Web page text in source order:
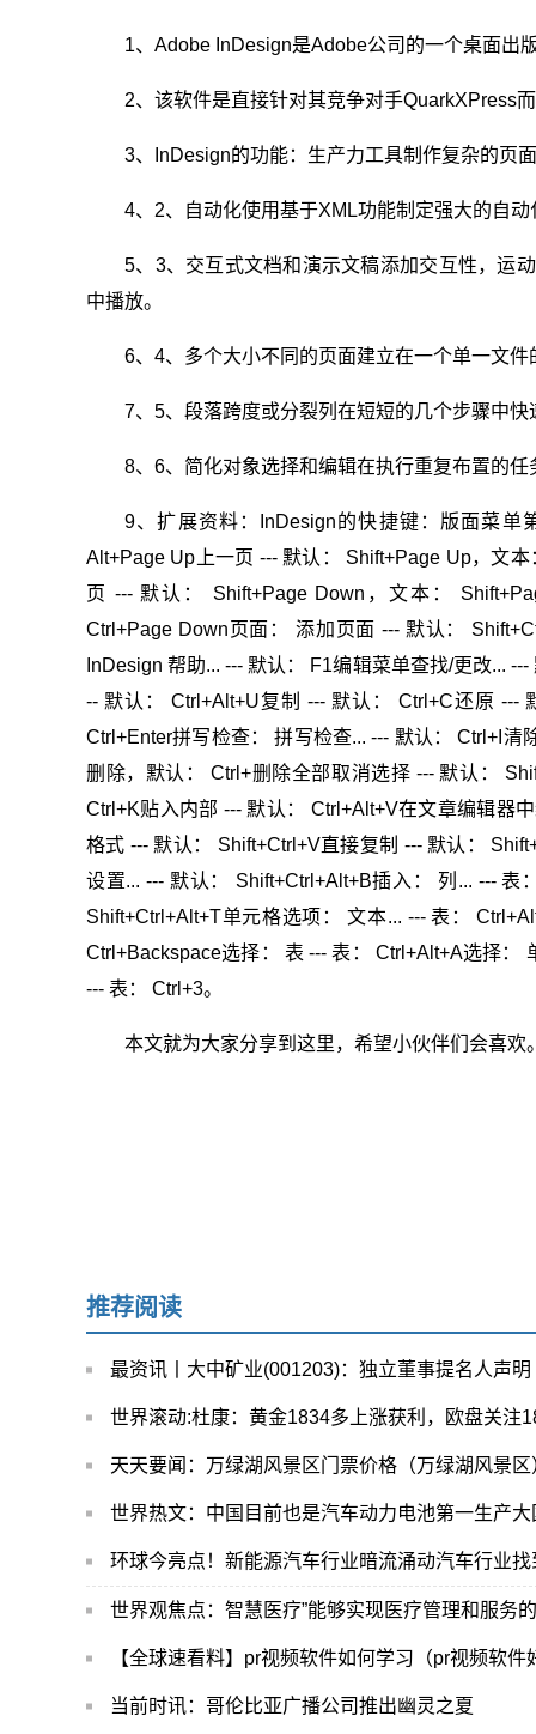
1、Adobe InDesign是Adobe公司的一个桌面出
2、该软件是直接针对其竞争对手QuarkXPress
3、InDesign的功能：生产力工具制作复杂的页
4、2、自动化使用基于XML功能制定强大的自
5、3、交互式文档和演示文稿添加交互性，运
中播放。
6、4、多个大小不同的页面建立在一个单一文件
7、5、段落跨度或分裂列在短短的几个步骤中
8、6、简化对象选择和编辑在执行重复布置的
9、扩展资料：InDesign的快捷键：版面菜单
Alt+Page Up上一页 --- 默认： Shift+Page Up，文
页 --- 默认： Shift+Page Down，文本：
Ctrl+Page Down页面： 添加页面 --- 默认：
InDesign 帮助... --- 默认： F1编辑菜单查找/更改...
-- 默认： Ctrl+Alt+U复制 --- 默认： Ctrl+C还原 ---
Ctrl+Enter拼写检查： 拼写检查... --- 默认： Ctrl+I
删除，默认： Ctrl+删除全部取消选择 --- 默认：
Ctrl+K贴入内部 --- 默认： Ctrl+Alt+V在文章编辑器
格式 --- 默认： Shift+Ctrl+V直接复制 --- 默认：
设置... --- 默认： Shift+Ctrl+Alt+B插入： 列... ---
Shift+Ctrl+Alt+T单元格选项： 文本... --- 表：
Ctrl+Backspace选择： 表 --- 表： Ctrl+Alt+A选择：
--- 表： Ctrl+3。
本文就为大家分享到这里，希望小伙伴们会喜欢
推荐阅读
最资讯丨大中矿业(001203)：独立董事提名人声明
世界滚动:杜康：黄金1834多上涨获利，欧盘关注
天天要闻：万绿湖风景区门票价格（万绿湖风景区
世界热文：中国目前也是汽车动力电池第一生产大
环球今亮点！新能源汽车行业暗流涌动汽车行业找
世界观焦点：智慧医疗”能够实现医疗管理和服务
【全球速看料】pr视频软件如何学习（pr视频软件
当前时讯：哥伦比亚广播公司推出幽灵之夏